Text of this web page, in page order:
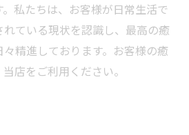
私たちは、お客様が日常生活で
ている現状を認識し、最高の癒
精進しております。お客様の癒
店をご利用ください。